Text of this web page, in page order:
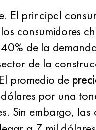
El principal
consumidores
de la
de la
promedio de
por una
Sin embargo, las